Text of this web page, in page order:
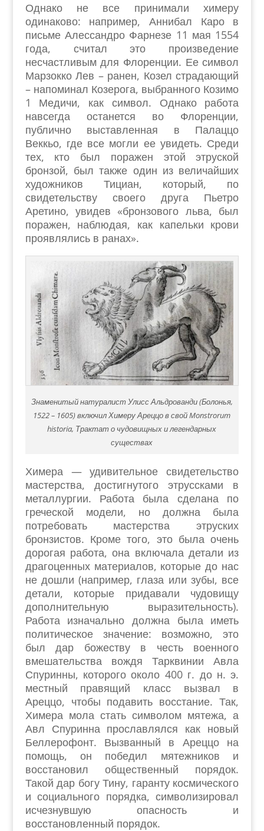
Однако не все принимали химеру
одинаково: например, Аннибал Каро в
письме Алессандро Фарнезе 11 мая 1554
года, считал это произведение
несчастливым для Флоренции. Ее символ
Марзокко Лев – ранен, Козел страдающий
– напоминал Козерога, выбранного Козимо
1 Медичи, как символ. Однако работа
навсегда останется во Флоренции,
публично выставленная в Палаццо
Веккьо, где все могли ее увидеть. Среди
тех, кто был поражен этой этруской
бронзой, был также один из величайших
художников Тициан, который, по
свидетельству своего друга Пьетро
Аретино, увидев «бронзового льва, был
поражен, наблюдая, как капельки крови
проявлялись в ранах».
Знаменитый натуралист Улисс Альдрованди (Болонья,
1522 – 1605) включил Химеру Ареццо в свой Monstrorum
historia, Трактат о чудовищных и легендарных
существах
Химера — удивительное свидетельство
мастерства, достигнутого этруссками в
металлургии. Работа была сделана по
греческой модели, но должна была
потребовать мастерства этруских
бронзистов. Кроме того, это была очень
дорогая работа, она включала детали из
драгоценных материалов, которые до нас
не дошли (например, глаза или зубы, все
детали, которые придавали чудовищу
дополнительную выразительность).
Работа изначально должна была иметь
политическое значение: возможно, это
был дар божеству в честь военного
вмешательства вождя Тарквинии Авла
Спуринны, которого около 400 г. до н. э.
местный правящий класс вызвал в
Ареццо, чтобы подавить восстание. Так,
Химера мола стать символом мятежа, а
Авл Спуринна прославлялся как новый
Беллерофонт. Вызванный в Ареццо на
помощь, он победил мятежников и
восстановил общественный порядок.
Такой дар богу Тину, гаранту космического
и социального порядка, символизировал
исчезнувшую опасность и
восстановленный порядок.